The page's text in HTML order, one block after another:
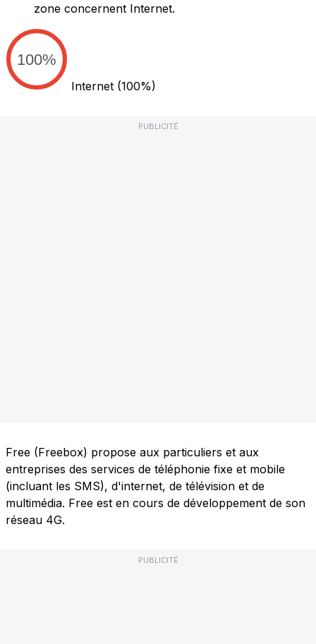
zone concernent Internet.
100%
Internet (100%)
PUBLICITÉ
Free (Freebox) propose aux particuliers et aux
entreprises des services de téléphonie fixe et mobile
(incluant les SMS), d'internet, de télévision et de
multimédia. Free est en cours de développement de son
réseau 4G.
PUBLICITÉ